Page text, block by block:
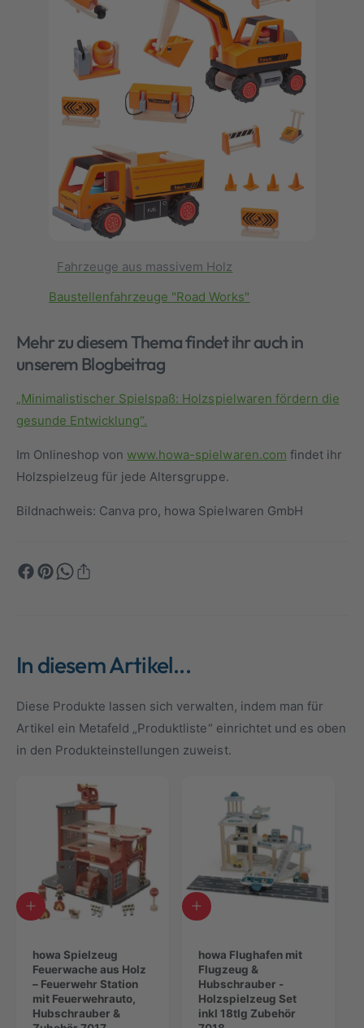
Baustellenfahrzeuge "Road Works"
Mehr zu diesem Thema findet ihr auch in
unserem Blogbeitrag
„Minimalistischer Spielspaß: Holzspielwaren fördern die
gesunde Entwicklung“.
Im Onlineshop von www.howa-spielwaren.com findet ihr
Holzspielzeug für jede Altersgruppe.
Bildnachweis: Canva pro, howa Spielwaren GmbH
In diesem Artikel...
Diese Produkte lassen sich verwalten, indem man für
Artikel ein Metafeld „Produktliste“ einrichtet und es oben
in den Produkteinstellungen zuweist.
I
e
n
W
a
r
howa Spielzeug
Feuerwache aus Holz
– Feuerwehr Station
mit Feuerwehrauto,
Hubschrauber &
I
e
n
W
a
r
howa Flughafen mit
Flugzeug &
Hubschrauber -
Holzspielzeug Set
inkl 18tlg Zubehör